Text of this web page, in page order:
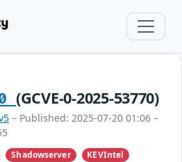
(GCVE-0-2025-53770)
– Published: 2025-07-20 01:06 –
Shadowserver KEVIntel